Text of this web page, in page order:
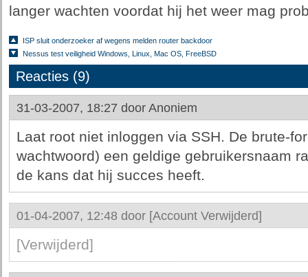
langer wachten voordat hij het weer mag
ISP sluit onderzoeker af wegens melden router backdoor
Nessus test veiligheid Windows, Linux, Mac OS, FreeBSD
Reacties (9)
31-03-2007, 18:27 door Anoniem
Laat root niet inloggen via SSH. De brute-
wachtwoord) een geldige gebruikersnaam
de kans dat hij succes heeft.
01-04-2007, 12:48 door [Account Verwijderd]
[Verwijderd]